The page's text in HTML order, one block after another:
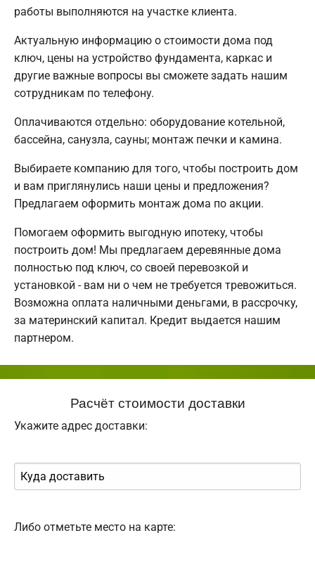
работы выполняются на участке клиента.
Актуальную информацию о стоимости дома под
ключ, цены на устройство фундамента, каркас и
другие важные вопросы вы сможете задать нашим
сотрудникам по телефону.
Оплачиваются отдельно: оборудование котельной,
бассейна, санузла, сауны; монтаж печки и камина.
Выбираете компанию для того, чтобы построить дом
и вам приглянулись наши цены и предложения?
Предлагаем оформить монтаж дома по акции.
Помогаем оформить выгодную ипотеку, чтобы
построить дом! Мы предлагаем деревянные дома
полностью под ключ, со своей перевозкой и
установкой - вам ни о чем не требуется тревожиться.
Возможна оплата наличными деньгами, в рассрочку,
за материнский капитал. Кредит выдается нашим
партнером.
Расчёт стоимости доставки
Укажите адрес доставки:
Либо отметьте место на карте: